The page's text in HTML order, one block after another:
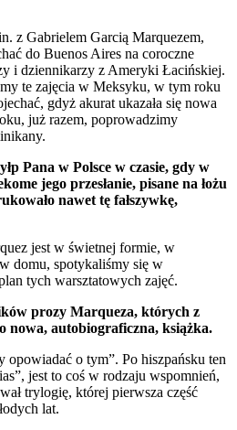
z Gabrielem Garcią Marquezem,
do Buenos Aires na coroczne
i dziennikarzy z Ameryki Łacińskiej.
te zajęcia w Meksyku, w tym roku
gdyż akurat ukazała się nowa
już razem, poprowadzimy
Pana w Polsce w czasie, gdy w
jego przesłanie, pisane na łożu
nawet tę fałszywkę,
jest w świetnej formie, w
domu, spotykaliśmy się w
tych warsztatowych zajęć.
prozy Marqueza, których z
nowa, autobiograficzna, książka.
opowiadać o tym”. Po hiszpańsku ten
jest to coś w rodzaju wspomnień,
trylogię, której pierwsza część
lat.